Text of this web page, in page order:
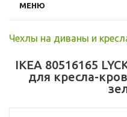
МЕНЮ
Чехлы на диваны и
IKEA 80516165
для кресла-